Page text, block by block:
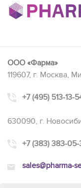
ООО «Фарма»
119607, г. Москва,
+7 (495) 513-13-
630090, г.
+7 (383) 383-
sales@pharma-